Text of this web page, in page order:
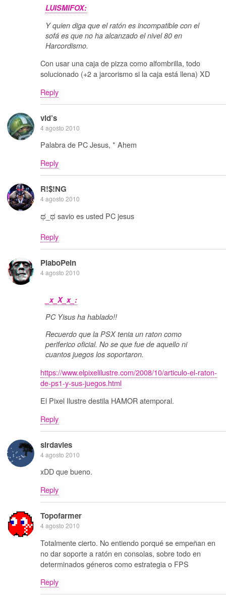
LUISMIFOX:
Y quien diga que el ratón es incompatible con el
sofá es que no ha alcanzado el nivel 80 en
Harcordismo.
Con usar una caja de pizza como alfombrilla, todo
solucionado (+2 a jarcorismo si la caja está llena) XD
Reply
vid’s
4 agosto 2010
Palabra de PC Jesus, * Ahem
Reply
R!$!NG
4 agosto 2010
ಥ_ಥ savio es usted PC jesus
Reply
PlaboPein
4 agosto 2010
_x_X_x_:
PC Yisus ha hablado!!
Recuerdo que la PSX tenia un raton como
periferico oficial. No se que fue de aquello ni
cuantos juegos los soportaron.
https://www.elpixelilustre.com/2008/10/articulo-el-raton-
de-ps1-y-sus-juegos.html
El Pixel Ilustre destila HAMOR atemporal.
Reply
sirdavies
4 agosto 2010
xDD que bueno.
Reply
Topofarmer
4 agosto 2010
Totalmente cierto. No entiendo porqué se empeñan en
no dar soporte a ratón en consolas, sobre todo en
determinados géneros como estrategia o FPS
Reply